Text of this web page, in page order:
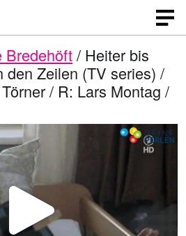
Bredehöft/ Heiter bis
den Zeilen (TV series) /
/ R: Lars Montag /